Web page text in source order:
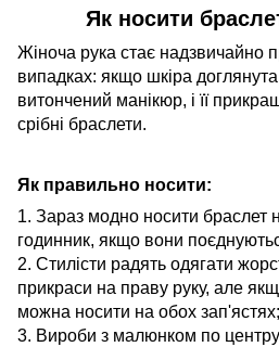
Як носити
Жіноча рука стає надзвичайно
випадках: якщо шкіра
витончений манікюр, і її
срібні браслети.
Як правильно носити:
1. Зараз модно носити браслет
годинник, якщо вони
2. Стилісти радять одягати
прикраси на праву руку, але
можна носити на обох зап'ястях;
3. Вироби з малюнком по